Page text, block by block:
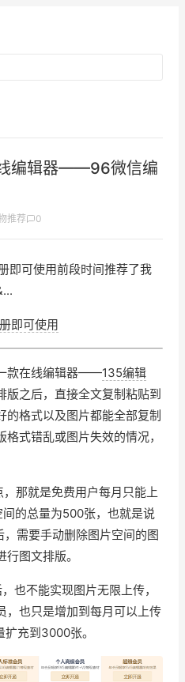
编辑器——96微信编
推荐 0
即可使用前段时间推荐了我
即可使用
款在线编辑器——135编辑
版之后，直接全文复制粘贴到
的格式以及图片都能全部复制
式错乱或图片失效的情况，
那就是免费用户每月只能上
的总量为500张，也就是说
需要手动删除图片空间的图
图文排版。
也不能实现图片无限上传，
，也只是增加到每月可以上传
充到3000张。